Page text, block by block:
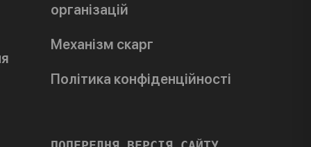
організацій
Механізм скарг
Політика конфіденційності